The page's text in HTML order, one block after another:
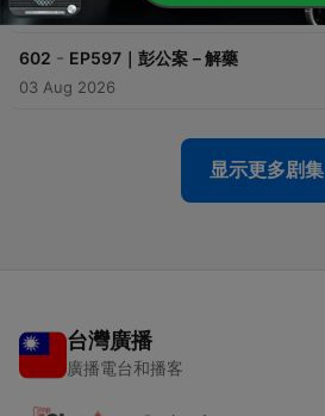
04 Aug 2026
602 - EP597｜彭公案－解藥
03 Aug 2026
显示更多剧集
台灣廣播
廣播電台和播客